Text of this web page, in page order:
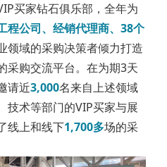
买家钻石俱乐部，全年为
程公司、经销代理商、38个
领域的采购决策者倾力打造
采购交流平台。在为期3天
请近3,000名来自上述领域
技术等部门的VIP买家与展
线上和线下1,700多场的采